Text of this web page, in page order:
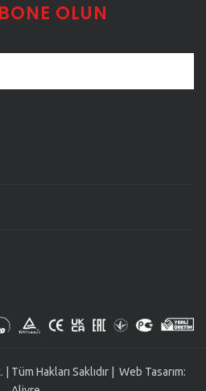
OLUN
Hakları Saklıdır | Web Tasarım: